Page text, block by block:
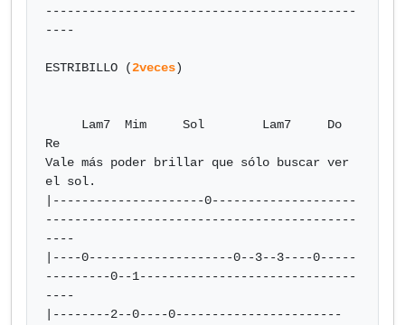
-------------------------------------------
----
ESTRIBILLO (2veces)
Re
Vale más poder brillar que sólo buscar ver
el sol.
|---------------------0--------------------
-------------------------------------------
----
|----0--------------------0--3--3----0-----
---------0--1------------------------------
----
|--------2--0----0-----------------------